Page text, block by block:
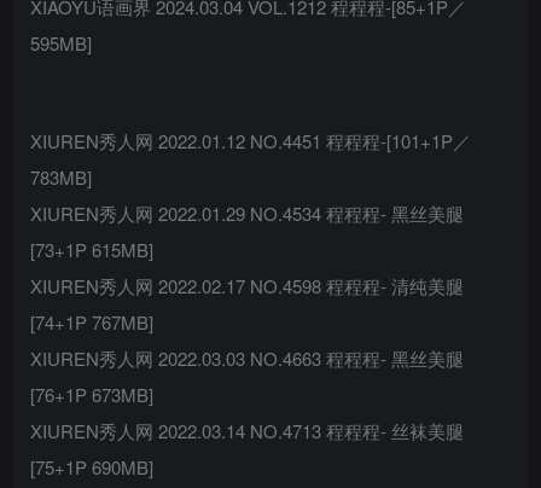
XIAOYU语画界 2024.03.04 VOL.1212 程程程-[85+1P／
595MB]
XIUREN秀人网 2022.01.12 NO.4451 程程程-[101+1P／
783MB]
XIUREN秀人网 2022.01.29 NO.4534 程程程- 黑丝美腿
[73+1P 615MB]
XIUREN秀人网 2022.02.17 NO.4598 程程程- 清纯美腿
[74+1P 767MB]
XIUREN秀人网 2022.03.03 NO.4663 程程程- 黑丝美腿
[76+1P 673MB]
XIUREN秀人网 2022.03.14 NO.4713 程程程- 丝袜美腿
[75+1P 690MB]